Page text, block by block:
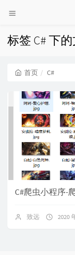
标签 C# 下
首页 C#
C#爬虫小程序-
致远 2020